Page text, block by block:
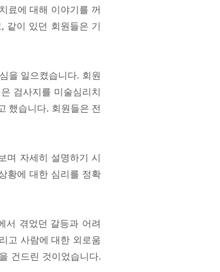
료에 대해 이야기를 꺼
같이 있던 회원들은 기
을 일으켰습니다. 회원
검사지를 미술심리치
했습니다. 회원들은 전
며 자세히 설명하기 시
황에 대한 심리를 정확
서 겪었던 갈등과 어려
고 사람에 대한 외로움
건드린 것이었습니다.